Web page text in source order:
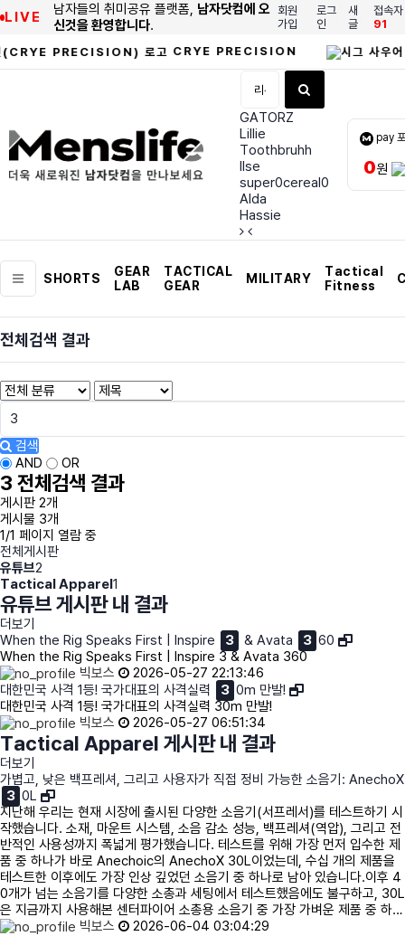
LIVE 남자들의 취미공유 플랫폼, 남자닷컴에 오
신것을 환영합니다.
회원
가입
로그
인
새
글
접속자
91
CRYE PRECISION
GATORZ
Lillie
Toothbruhh
Ilse
super0cereal0
Alda
Hassie
pay
0원
SHORTS
GEAR
LAB
TACTICAL
GEAR
MILITARY
Tactical
Fitness
전체검색 결과
검색
AND
OR
3 전체검색 결과
게시판 2개
게시물 3개
1/1 페이지 열람 중
전체게시판
유튜브2
Tactical Apparel1
유튜브 게시판 내 결과
더보기
When the Rig Speaks First | Inspire
3 & Avata 3 60
When the Rig Speaks First | Inspire 3 & Avata 360
빅보스
2026-05-27 22:13:46
대한민국 사격 1등! 국가대표의 사격실력
3 0m 만발!
대한민국 사격 1등! 국가대표의 사격실력 30m 만발!
빅보스
2026-05-27 06:51:34
Tactical Apparel 게시판 내 결과
더보기
가볍고, 낮은 백프레셔, 그리고 사용자가 직접 정비 가능한 소음기: AnechoX
3 0L
지난해 우리는 현재 시장에 출시된 다양한 소음기(서프레서)를 테스트하기 시
작했습니다. 소재, 마운트 시스템, 소음 감소 성능, 백프레셔(역압), 그리고 전
반적인 사용성까지 폭넓게 평가했습니다. 테스트를 위해 가장 먼저 입수한 제
품 중 하나가 바로 Anechoic의 AnechoX 30L이었는데, 수십 개의 제품을
테스트한 이후에도 가장 인상 깊었던 소음기 중 하나로 남아 있습니다.이후 4
0개가 넘는 소음기를 다양한 소총과 세팅에서 테스트했음에도 불구하고, 30L
은 지금까지 사용해본 센터파이어 소총용 소음기 중 가장 가벼운 제품 중 하…
빅보스
2026-06-04 03:04:29